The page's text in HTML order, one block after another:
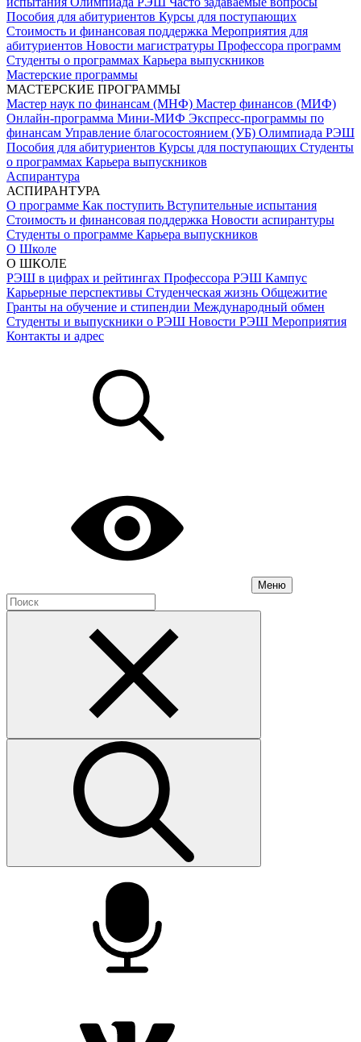
Пособия для абитуриентов Курсы для поступающих
Стоимость и финансовая поддержка Мероприятия для
абитуриентов Новости магистратуры Профессора программ
Студенты о программах Карьера выпускников
Мастерские программы
МАСТЕРСКИЕ ПРОГРАММЫ
Мастер наук по финансам (МНФ) Мастер финансов (МИФ)
Онлайн-программа Мини-МИФ Экспресс-программы по
финансам Управление благосостоянием (УБ) Олимпиада РЭШ
Пособия для абитуриентов Курсы для поступающих Студенты
о программах Карьера выпускников
Аспирантура
АСПИРАНТУРА
О программе Как поступить Вступительные испытания
Стоимость и финансовая поддержка Новости аспирантуры
Студенты о программе Карьера выпускников
О Школе
О ШКОЛЕ
РЭШ в цифрах и рейтингах Профессора РЭШ Кампус
Карьерные перспективы Студенческая жизнь Общежитие
Гранты на обучение и стипендии Международный обмен
Студенты и выпускники о РЭШ Новости РЭШ Мероприятия
Контакты и адрес
Меню